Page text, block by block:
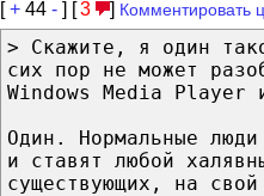
[+ 44 - ] [3 ] Комментировать
> Скажите, я один
сих пор не может
Windows Media Player
Один. Нормальные
и ставят любой
существующих, на